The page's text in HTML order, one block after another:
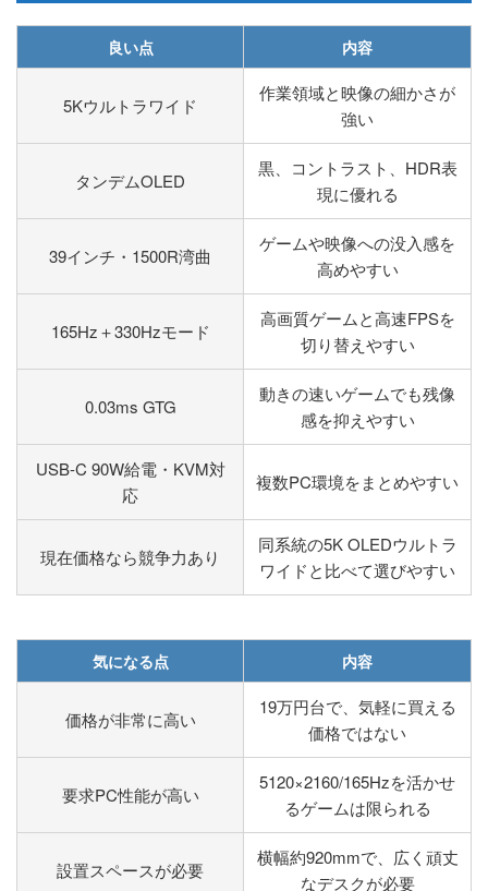
良い点 内容
5Kウルトラワイド
作業領域と映像の細かさが
強い
タンデムOLED
黒、コントラスト、HDR表
現に優れる
39インチ・1500R湾曲
ゲームや映像への没入感を
高めやすい
165Hz＋330Hzモード
高画質ゲームと高速FPSを
切り替えやすい
0.03ms GTG
動きの速いゲームでも残像
感を抑えやすい
USB-C 90W給電・KVM対
応
複数PC環境をまとめやすい
現在価格なら競争力あり
同系統の5K OLEDウルトラ
ワイドと比べて選びやすい
気になる点 内容
価格が非常に高い
19万円台で、気軽に買える
価格ではない
要求PC性能が高い
5120×2160/165Hzを活かせ
るゲームは限られる
設置スペースが必要
横幅約920mmで、広く頑丈
なデスクが必要